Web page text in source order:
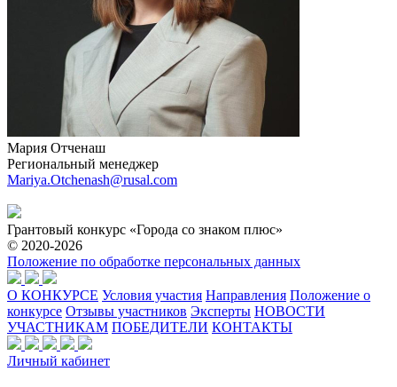
Мария Отченаш
Региональный менеджер
Mariya.Otchenash@rusal.com
Грантовый конкурс «Города со знаком плюс»
© 2020-2026
Положение по обработке персональных данных
О КОНКУРСЕ Условия участия Направления Положение о
конкурсе Отзывы участников Эксперты НОВОСТИ
УЧАСТНИКАМ ПОБЕДИТЕЛИ КОНТАКТЫ
Личный кабинет